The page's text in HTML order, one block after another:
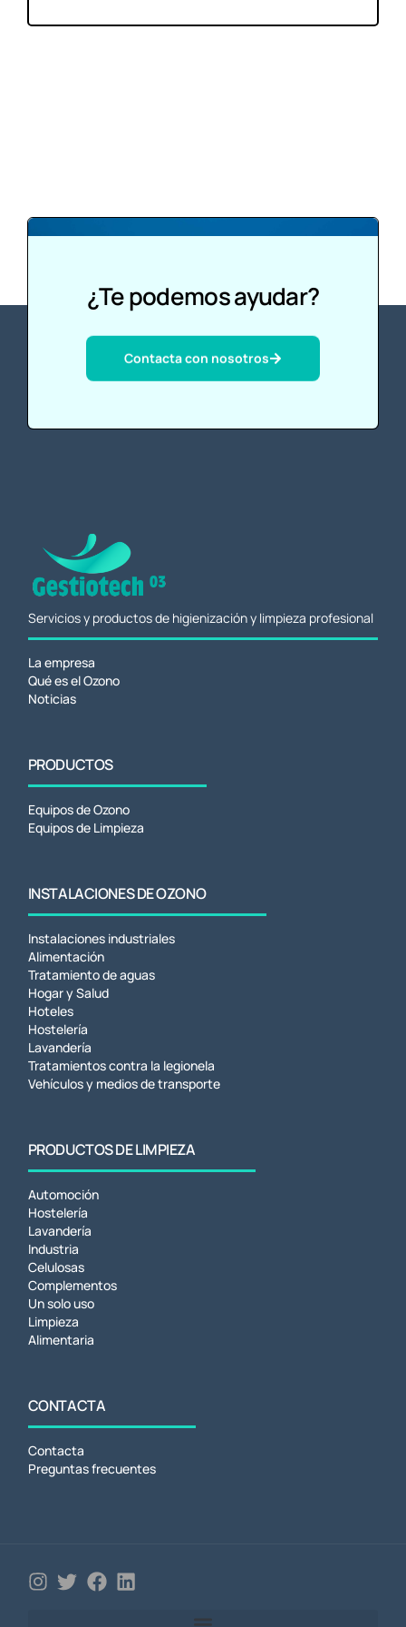
¿Te podemos ayudar?
Contacta con nosotros
Servicios y productos de higienización y limpieza profesional
La empresa
Qué es el Ozono
Noticias
PRODUCTOS
Equipos de Ozono
Equipos de Limpieza
INSTALACIONES DE OZONO
Instalaciones industriales
Alimentación
Tratamiento de aguas
Hogar y Salud
Hoteles
Hostelería
Lavandería
Tratamientos contra la legionela
Vehículos y medios de transporte
PRODUCTOS DE LIMPIEZA
Automoción
Hostelería
Lavandería
Industria
Celulosas
Complementos
Un solo uso
Limpieza
Alimentaria
CONTACTA
Contacta
Preguntas frecuentes